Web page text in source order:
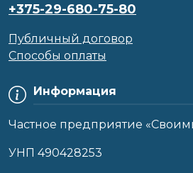
Информация
Частное предприятие
УНП 490428253
+375-29-680-75-80
Публичный договор
Способы оплаты